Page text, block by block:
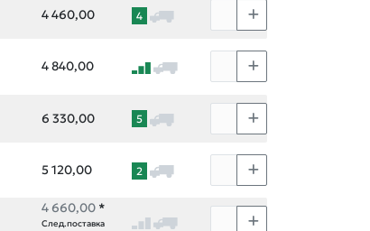
4 460,00 4
4 840,00
6 330,00 5
5 120,00 2
4 660,00 *
След.поставка